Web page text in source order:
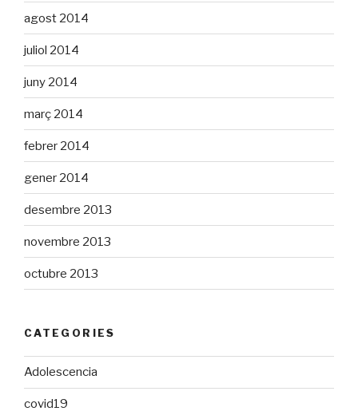
agost 2014
juliol 2014
juny 2014
març 2014
febrer 2014
gener 2014
desembre 2013
novembre 2013
octubre 2013
CATEGORIES
Adolescencia
covid19